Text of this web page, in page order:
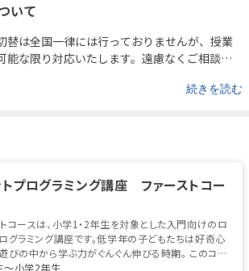
いて
替は全国一律には行っておりませんが、授業
能な限り対応いたします。遠慮なくご相談く
続きを読む
プログラミング講座 ファーストコー
コースは、小学1・2年生を対象とした入門向けのロ
グラミング講座です。低学年の子どもたちは好奇心
びの中から学ぶ力がぐんぐん伸びる時期。 このコー
ニー・グロ...
〜小学2年生